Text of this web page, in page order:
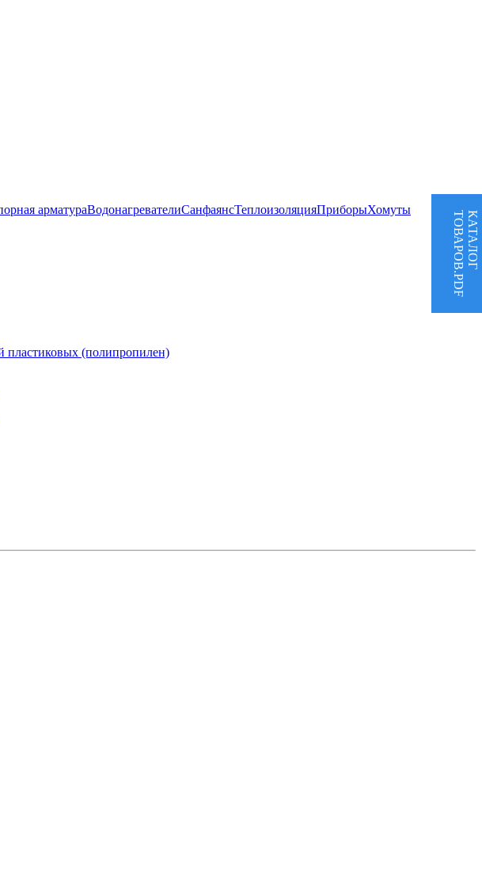
арматураВодонагревателиСанфаянсТеплоизоляцияПриборыХомуты
пластиковых (полипропилен)
КАТАЛОГ
ТОВАРОВ.PDF